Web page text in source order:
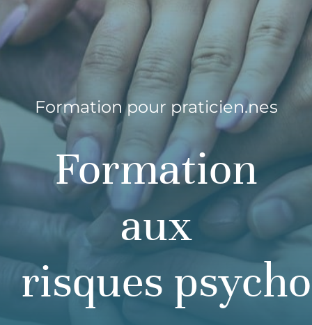
BLOG
Formation pour praticien.nes
Formation
aux